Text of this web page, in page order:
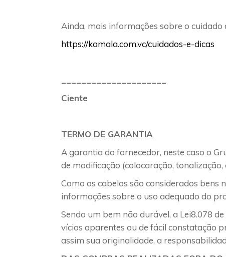
Ainda, mais informações sobre o cuidado
https://kamala.com.vc/cuidados-e-dicas
Ciente
TERMO DE GARANTIA
A garantia do fornecedor, neste caso o
de modificação (colocaração,
Como os cabelos são considerados bens
informações sobre o uso adequado do
Sendo um bem não durável, a Lei8.078
vícios aparentes ou de fácil constatação
assim sua originalidade, a